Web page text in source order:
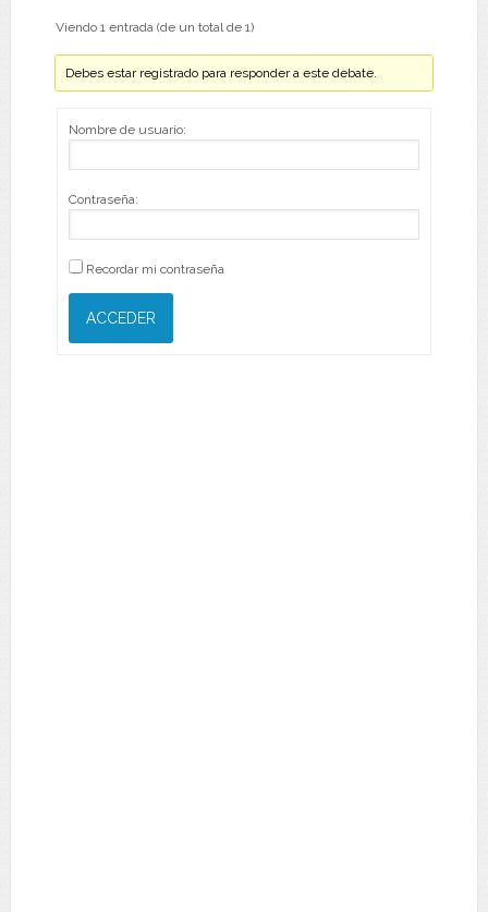
Viendo 1 entrada (de un total de 1)
Debes estar registrado para responder a este debate.
Nombre de usuario:
Contraseña:
Recordar mi contraseña
ACCEDER